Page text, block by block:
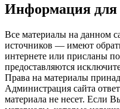
Информация для
Все материалы на данном
источников — имеют
интернете или присланы
предоставляются
Права на материалы
Администрация сайта
материала не несет. Если